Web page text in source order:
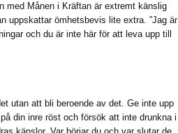
med Månen i Kräftan är extremt känslig
uppskattar ömhetsbevis lite extra. ”Jag är
och du är inte här för att leva upp till
utan att bli beroende av det. Ge inte upp
din inre röst och försök att inte drunkna i